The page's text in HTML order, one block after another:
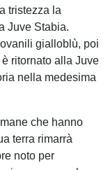
tristezza la
Juve Stabia.
gialloblù, poi
ritornato alla Juve
nella medesima
che hanno
terra rimarrà
noto per